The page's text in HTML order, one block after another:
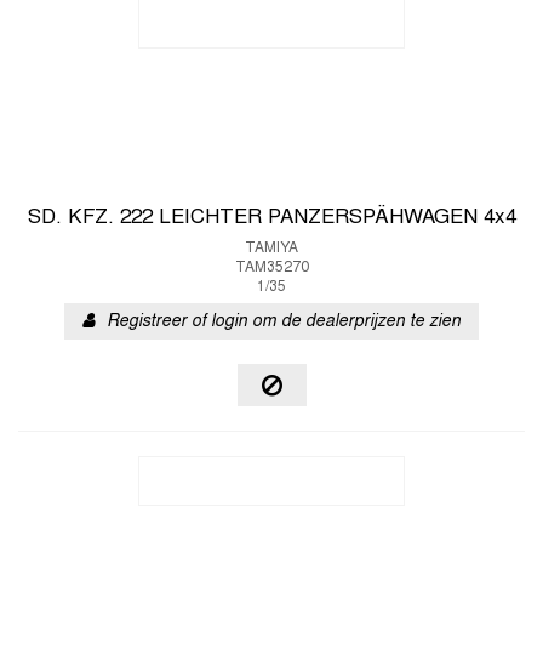
SD. KFZ. 222 LEICHTER PANZERSPÄHWAGEN 4x4
TAMIYA
TAM35270
1/35
Registreer of login om de dealerprijzen te zien